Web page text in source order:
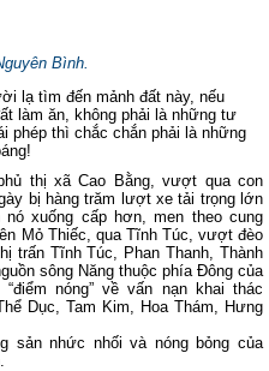
Bình.
lạ tìm đến mảnh đất này, nếu
làm ăn, không phải là những tư
phép thì chắc chắn phải là những
thị xã Cao Bằng, vượt qua con
bị hàng trăm lượt xe tải trọng lớn
xuống cấp hơn, men theo cung
Mỏ Thiếc, qua Tĩnh Túc, vượt đèo
trấn Tĩnh Túc, Phan Thanh, Thành
sông Năng thuộc phía Đông của
nóng” về vấn nạn khai thác
Dục, Tam Kim, Hoa Thám, Hưng
sản nhức nhối và nóng bỏng của